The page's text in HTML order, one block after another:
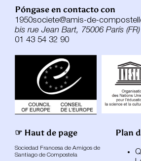
☞ Haut de page
Sociedad Francesa de Amigos de
Santiago de Compostela
Póngase en contacto con
1950societe@amis-de-
bis rue Jean Bart, 75006 París (FR)
01 43 54 32 90
Plan